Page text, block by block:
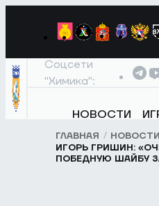
Соцсети
"Химика":
НОВОСТИ
ГЛАВНАЯ НОВОСТИ
ИГОРЬ ГРИШИН:
ПОБЕДНУЮ ШАЙБУ